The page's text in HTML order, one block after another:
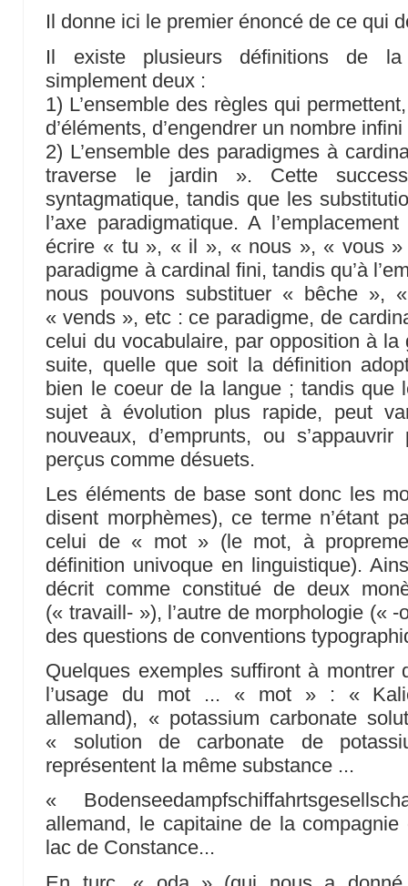
Il donne ici le premier énoncé de ce qui
Il existe plusieurs définitions de la
simplement deux :
1) L’ensemble des règles qui
d’éléments, d’engendrer un nombre
2) L’ensemble des paradigmes à
traverse le jardin ». Cette
syntagmatique, tandis que les
l’axe paradigmatique. A
écrire « tu », « il », « nous », « vous »
paradigme à cardinal fini, tandis qu’à
nous pouvons substituer « bêche »,
« vends », etc : ce paradigme, de
celui du vocabulaire, par opposition à
suite, quelle que soit la définition
bien le coeur de la langue ; tandis que
sujet à évolution plus rapide, peut
nouveaux, d’emprunts, ou
perçus comme désuets.
Les éléments de base sont donc les
disent morphèmes), ce terme n’étant
celui de « mot » (le mot, à
définition univoque en linguistique).
décrit comme constitué de deux
(« travaill- »), l’autre de morphologie («
des questions de conventions
Quelques exemples suffiront à montrer
l’usage du mot ... « mot » : «
allemand), « potassium carbonate
« solution de carbonate de
représentent la même substance ...
«
allemand, le capitaine de la
lac de Constance...